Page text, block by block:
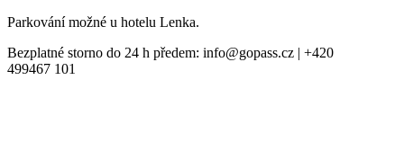
Parkování možné u hotelu Lenka.
Bezplatné storno do 24 h předem: info@gopass.cz | +420
499467 101